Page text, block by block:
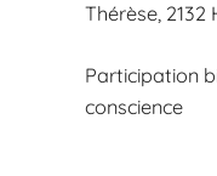
Thérèse,
Participation
conscience